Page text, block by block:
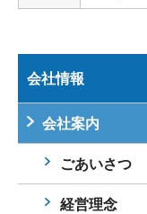
会社情報
会社案内
ごあいさつ
経営理念